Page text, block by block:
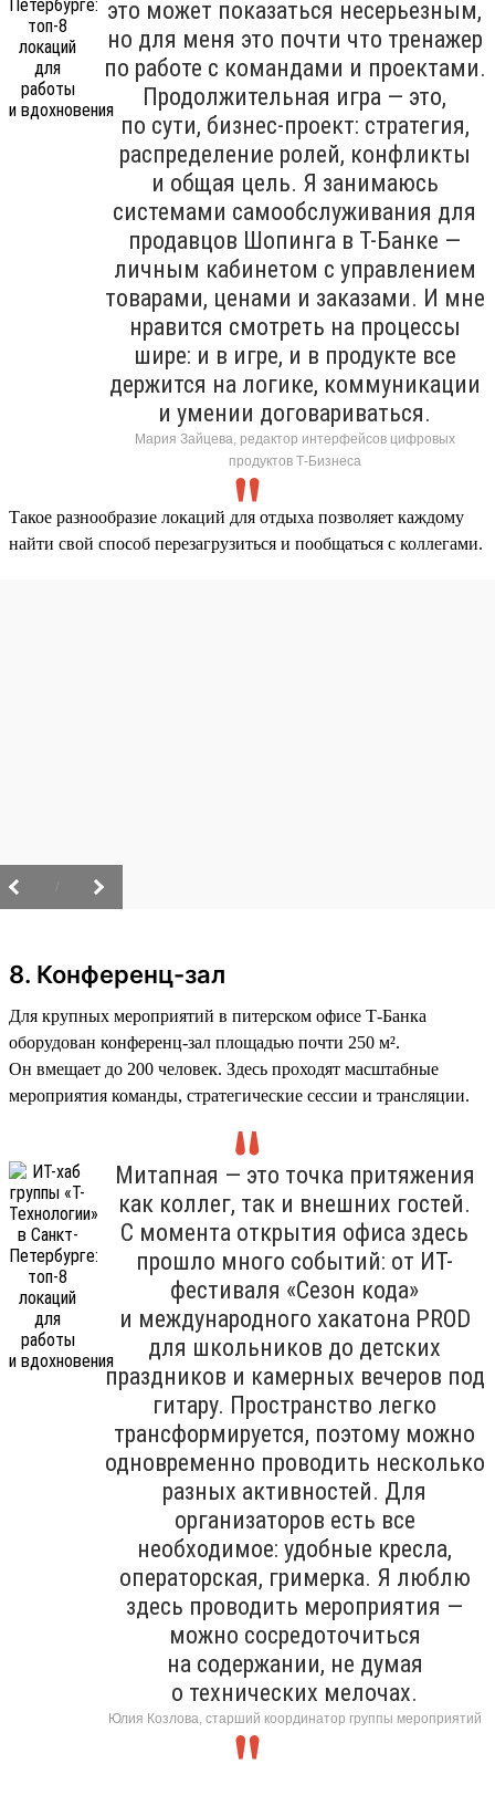
это может показаться несерьезным,
но для меня это почти что тренажер
по работе с командами и проектами.
Продолжительная игра — это,
по сути, бизнес-проект: стратегия,
распределение ролей, конфликты
и общая цель. Я занимаюсь
системами самообслуживания для
продавцов Шопинга в Т-Банке —
личным кабинетом с управлением
товарами, ценами и заказами. И мне
нравится смотреть на процессы
шире: и в игре, и в продукте все
держится на логике, коммуникации
и умении договариваться.
Мария Зайцева, редактор интерфейсов цифровых
продуктов Т-Бизнеса
Такое разнообразие локаций для отдыха позволяет каждому
найти свой способ перезагрузиться и пообщаться с коллегами.
8. Конференц-зал
Для крупных мероприятий в питерском офисе Т-Банка
оборудован конференц-зал площадью почти 250 м².
Он вмещает до 200 человек. Здесь проходят масштабные
мероприятия команды, стратегические сессии и трансляции.
Митапная — это точка притяжения
как коллег, так и внешних гостей.
С момента открытия офиса здесь
прошло много событий: от ИТ-
фестиваля «Сезон кода»
и международного хакатона PROD
для школьников до детских
праздников и камерных вечеров под
гитару. Пространство легко
трансформируется, поэтому можно
одновременно проводить несколько
разных активностей. Для
организаторов есть все
необходимое: удобные кресла,
операторская, гримерка. Я люблю
здесь проводить мероприятия —
можно сосредоточиться
на содержании, не думая
о технических мелочах.
Юлия Козлова, старший координатор группы мероприятий